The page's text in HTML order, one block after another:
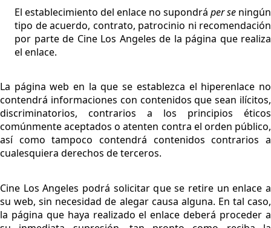
El establecimiento del enlace no supondrá per se ningún
tipo de acuerdo, contrato, patrocinio ni recomendación
por parte de Cine Los Angeles de la página que realiza
el enlace.
La página web en la que se establezca el hiperenlace no
contendrá informaciones con contenidos que sean ilícitos,
discriminatorios, contrarios a los principios éticos
comúnmente aceptados o atenten contra el orden público,
así como tampoco contendrá contenidos contrarios a
cualesquiera derechos de terceros.
Cine Los Angeles podrá solicitar que se retire un enlace a
su web, sin necesidad de alegar causa alguna. En tal caso,
la página que haya realizado el enlace deberá proceder a